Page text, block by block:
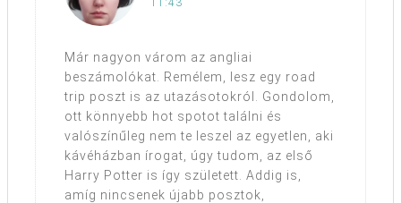
11:43
Már nagyon várom az angliai
beszámolókat. Remélem, lesz egy road
trip poszt is az utazásotokról. Gondolom,
ott könnyebb hot spotot találni és
valószínűleg nem te leszel az egyetlen, aki
kávéházban írogat, úgy tudom, az első
Harry Potter is így született. Addig is,
amíg nincsenek újabb posztok,